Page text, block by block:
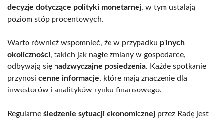
decyzje dotyczące polityki monetarnej, w tym ustalają
poziom stóp procentowych.
Warto również wspomnieć, że w przypadku pilnych
okoliczności, takich jak nagłe zmiany w gospodarce,
odbywają się nadzwyczajne posiedzenia. Każde spotkanie
przynosi cenne informacje, które mają znaczenie dla
inwestorów i analityków rynku finansowego.
Regularne śledzenie sytuacji ekonomicznej przez Radę jest